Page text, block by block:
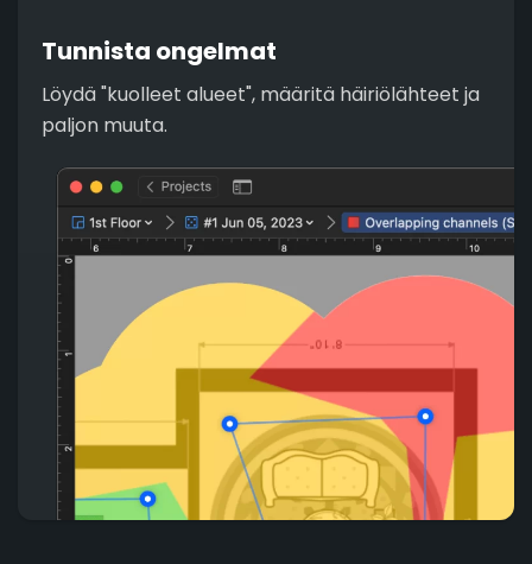
Tunnista ongelmat
Löydä "kuolleet alueet", määritä häiriölähteet ja
paljon muuta.